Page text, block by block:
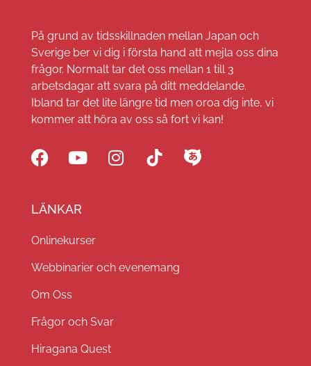
På grund av tidsskillnaden mellan Japan och
Sverige ber vi dig i första hand att mejla oss dina
frågor. Normalt tar det oss mellan 1 till 3
arbetsdagar att svara på ditt meddelande.
Ibland tar det lite längre tid men oroa dig inte, vi
kommer att höra av oss så fort vi kan!
LÄNKAR
Onlinekurser
Webbinarier och evenemang
Om Oss
Frågor och Svar
Hiragana Quest